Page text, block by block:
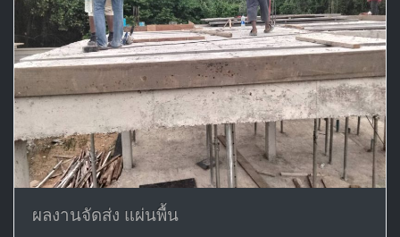
ผลงานจัดส่ง แผ่นพื้น